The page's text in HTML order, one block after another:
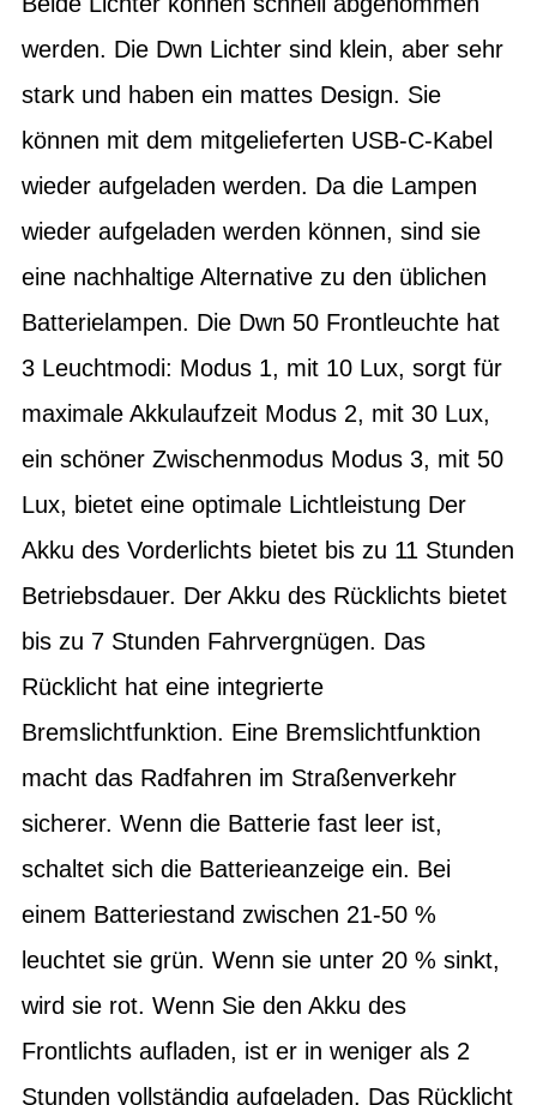
werden. Die Dwn Lichter sind klein, aber sehr
stark und haben ein mattes Design. Sie
können mit dem mitgelieferten USB-C-Kabel
wieder aufgeladen werden. Da die Lampen
wieder aufgeladen werden können, sind sie
eine nachhaltige Alternative zu den üblichen
Batterielampen. Die Dwn 50 Frontleuchte hat
3 Leuchtmodi: Modus 1, mit 10 Lux, sorgt für
maximale Akkulaufzeit Modus 2, mit 30 Lux,
ein schöner Zwischenmodus Modus 3, mit 50
Lux, bietet eine optimale Lichtleistung Der
Akku des Vorderlichts bietet bis zu 11 Stunden
Betriebsdauer. Der Akku des Rücklichts bietet
bis zu 7 Stunden Fahrvergnügen. Das
Rücklicht hat eine integrierte
Bremslichtfunktion. Eine Bremslichtfunktion
macht das Radfahren im Straßenverkehr
sicherer. Wenn die Batterie fast leer ist,
schaltet sich die Batterieanzeige ein. Bei
einem Batteriestand zwischen 21-50 %
leuchtet sie grün. Wenn sie unter 20 % sinkt,
wird sie rot. Wenn Sie den Akku des
Frontlichts aufladen, ist er in weniger als 2
Stunden vollständig aufgeladen. Das Rücklicht